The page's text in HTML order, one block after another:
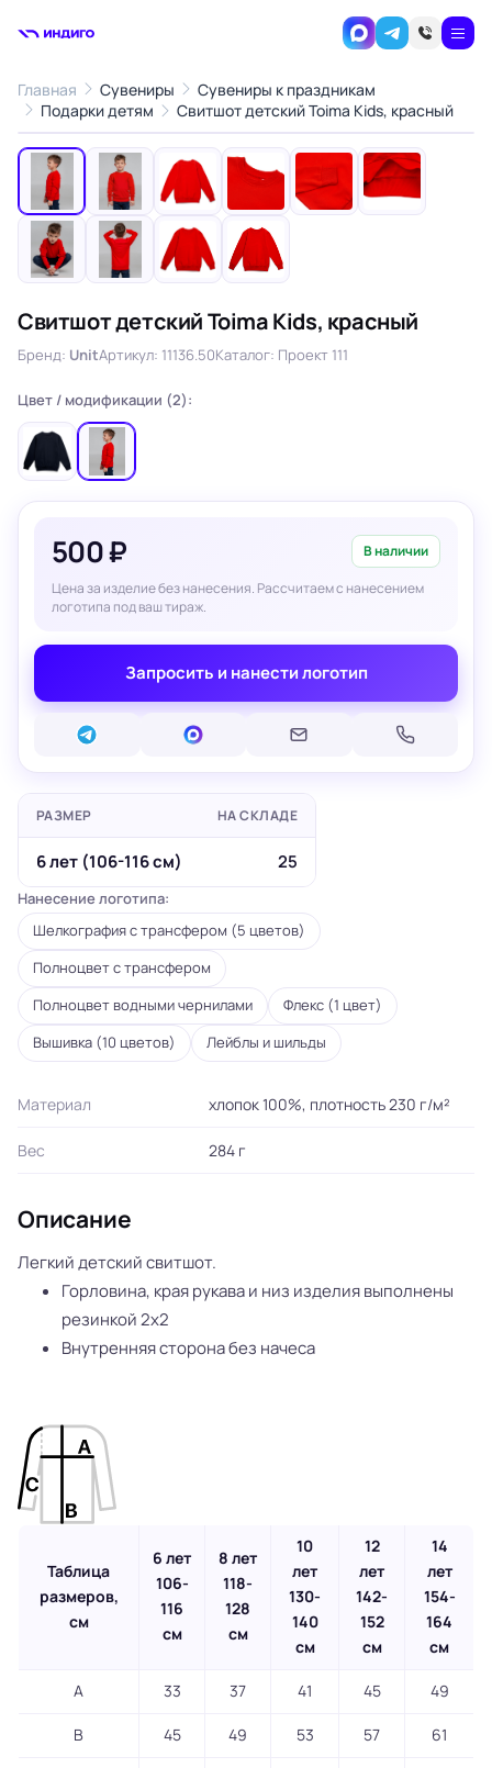
Главная Сувениры
Сувениры к праздникам
Подарки детям
Свитшот детский Toima Kids, красный
‹ ›
1/10
Свитшот детский Toima Kids, красный
Бренд: UnitАртикул: 11136.50Каталог: Проект 111
Цвет / модификации (2):
500 ₽ В наличии
Цена за изделие без нанесения. Рассчитаем с нанесением
логотипа под ваш тираж.
Запросить и нанести логотип
РАЗМЕР НА СКЛАДЕ
6 лет (106-116 см) 25
Нанесение логотипа:
Шелкография с трансфером (5 цветов)
Полноцвет с трансфером
Полноцвет водными чернилами
Флекс (1 цвет)
Вышивка (10 цветов)
Лейблы и шильды
Материал хлопок 100%, плотность 230 г/м²
Вес 284 г
Описание
Легкий детский свитшот.
Горловина, края рукава и низ изделия выполнены
резинкой 2х2
Внутренняя сторона без начеса
Таблица
размеров,
см
6 лет
106-
116
см
8 лет
118-
128
см
10
лет
130-
140
см
12
лет
142-
152
см
14
лет
154-
164
см
A 33 37 41 45 49
B 45 49 53 57 61